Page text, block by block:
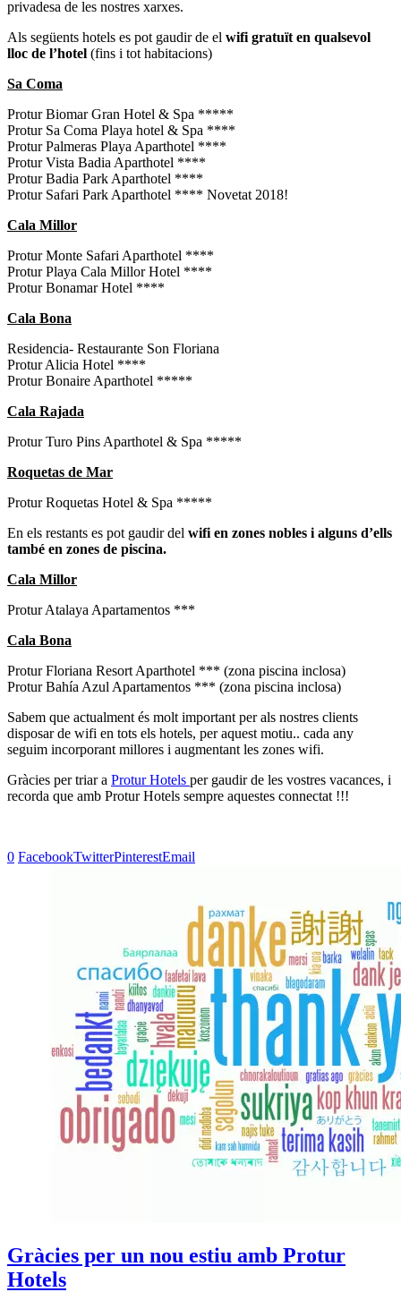
privadesa de les nostres xarxes.
Als següents hotels es pot gaudir de el wifi gratuït en qualsevol
lloc de l’hotel (fins i tot habitacions)
Sa Coma
Protur Biomar Gran Hotel & Spa *****
Protur Sa Coma Playa hotel & Spa ****
Protur Palmeras Playa Aparthotel ****
Protur Vista Badia Aparthotel ****
Protur Badia Park Aparthotel ****
Protur Safari Park Aparthotel **** Novetat 2018!
Cala Millor
Protur Monte Safari Aparthotel ****
Protur Playa Cala Millor Hotel ****
Protur Bonamar Hotel ****
Cala Bona
Residencia- Restaurante Son Floriana
Protur Alicia Hotel ****
Protur Bonaire Aparthotel *****
Cala Rajada
Protur Turo Pins Aparthotel & Spa *****
Roquetas de Mar
Protur Roquetas Hotel & Spa *****
En els restants es pot gaudir del wifi en zones nobles i alguns d’ells
també en zones de piscina.
Cala Millor
Protur Atalaya Apartamentos ***
Cala Bona
Protur Floriana Resort Aparthotel *** (zona piscina inclosa)
Protur Bahía Azul Apartamentos *** (zona piscina inclosa)
Sabem que actualment és molt important per als nostres clients
disposar de wifi en tots els hotels, per aquest motiu.. cada any
seguim incorporant millores i augmentant les zones wifi.
Gràcies per triar a Protur Hotels per gaudir de les vostres vacances, i
recorda que amb Protur Hotels sempre aquestes connectat !!!
0 FacebookTwitterPinterestEmail
Gràcies per un nou estiu amb Protur
Hotels